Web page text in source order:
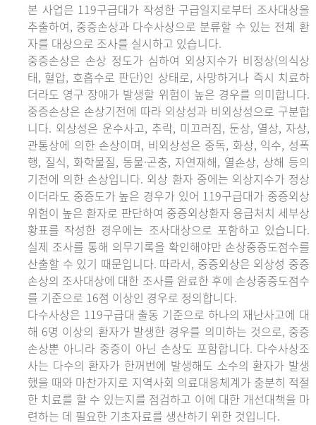
본 사업은 119구급대가 작성한 구급일지로부터 조사대상을
추출하여, 중증손상과 다수사상으로 분류할 수 있는 전체 환
자를 대상으로 조사를 실시하고 있습니다.
중증손상은 손상 정도가 심하여 외상지수가 비정상(의식상
태, 혈압, 호흡수로 판단)인 상태로, 사망하거나 즉시 치료하
더라도 영구 장애가 발생할 위험이 높은 경우를 의미합니다.
중증손상은 손상기전에 따라 외상성과 비외상성으로 구분합
니다. 외상성은 운수사고, 추락, 미끄러짐, 둔상, 열상, 자상,
관통상에 의한 손상이며, 비외상성은 중독, 화상, 익수, 성폭
행, 질식, 화학물질, 동물·곤충, 자연재해, 열손상, 상해 등의
기전에 의한 손상입니다. 외상 환자 중에는 외상지수가 정상
이더라도 중증도가 높은 경우가 있어 119구급대가 중증외상
위험이 높은 환자로 판단하여 중증외상환자 응급처치 세부상
황표를 작성한 경우에는 조사대상으로 포함하고 있습니다.
실제 조사를 통해 의무기록을 확인해야만 손상중증도점수를
산출할 수 있기 때문입니다. 따라서, 중증외상은 외상성 중증
손상의 조사대상에 대한 조사를 완료한 후에 손상중증도점수
를 기준으로 16점 이상인 경우로 정의합니다.
다수사상은 119구급대 출동 기준으로 하나의 재난사고에 대
해 6명 이상의 환자가 발생한 경우를 의미하는 것으로, 중증
손상뿐 아니라 중증이 아닌 손상도 포함합니다. 다수사상조
사는 다수의 환자가 한꺼번에 발생해도 소수의 환자가 발생
했을 때와 마찬가지로 지역사회 의료대응체계가 충분히 적절
한 치료를 할 수 있는지를 점검하고 이에 대한 개선대책을 마
련하는 데 필요한 기초자료를 생산하기 위한 것입니다.